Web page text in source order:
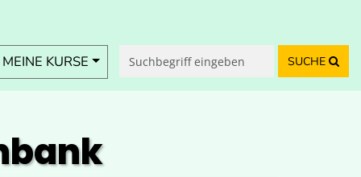
KURSE SUCHE